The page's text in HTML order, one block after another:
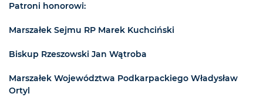
Patroni honorowi:
Marszałek Sejmu RP Marek Kuchciński
Biskup Rzeszowski Jan Wątroba
Marszałek Województwa Podkarpackiego Władysław
Ortyl